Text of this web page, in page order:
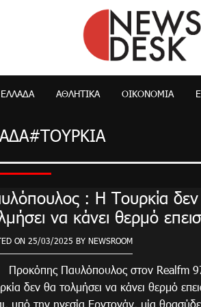
NewsDesk
ΕΛΛΆΔΑ ΑΘΛΗΤΙΚΑ ΟΙΚΟΝΟΜΊΑ
: Η Τουρκία
να κάνει θερμό
ON 25/03/2025 BY NEWSROOM
Παυλόπουλος στον Realfm
δεν θα τολμήσει να κάνει θερμό
υπό την ηγεσία Ερντογάν, μία